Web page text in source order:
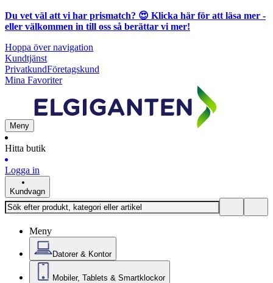
Du vet väl att vi har prismatch? 😍 Klicka här för att läsa mer -
eller välkommen in till oss så berättar vi mer!
Hoppa över navigation
Kundtjänst
PrivatkundFöretagskund
Mina Favoriter
Meny
Hitta butik
Logga in
Kundvagn
Meny
Datorer & Kontor
Mobiler, Tablets & Smartklockor